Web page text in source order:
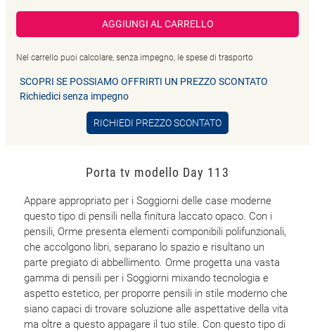
AGGIUNGI AL CARRELLO
Nel carrello puoi calcolare, senza impegno, le spese di trasporto
SCOPRI SE POSSIAMO OFFRIRTI UN PREZZO SCONTATO
Richiedici senza impegno
RICHIEDI PREZZO SCONTATO
Porta tv modello Day 113
Appare appropriato per i Soggiorni delle case moderne
questo tipo di pensili nella finitura laccato opaco. Con i
pensili, Orme presenta elementi componibili polifunzionali,
che accolgono libri, separano lo spazio e risultano un
parte pregiato di abbellimento. Orme progetta una vasta
gamma di pensili per i Soggiorni mixando tecnologia e
aspetto estetico, per proporre pensili in stile moderno che
siano capaci di trovare soluzione alle aspettative della vita
ma oltre a questo appagare il tuo stile. Con questo tipo di